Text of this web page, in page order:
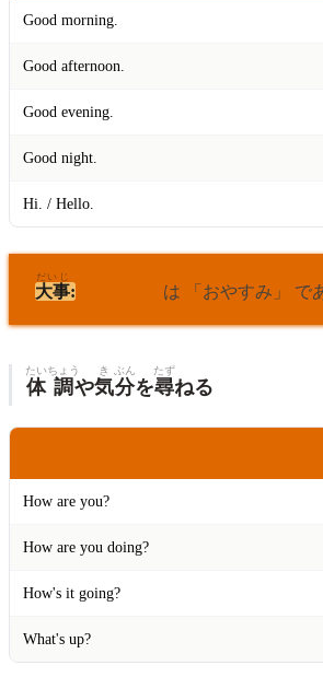
Good morning.
Good afternoon.
Good evening.
Good night.
Hi. / Hello.
大事
だいじ
: は 「おやすみ」 で
体
たい
調
ちょう
や気
き
分
ぶん
を尋
たず
ねる
How are you?
How are you doing?
How's it going?
What's up?